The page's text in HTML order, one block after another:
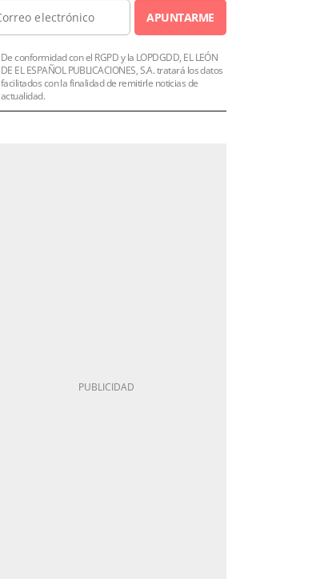
APUNTARME
De conformidad con el RGPD y la LOPDGDD, EL LEÓN
DE EL ESPAÑOL PUBLICACIONES, S.A. tratará los datos
facilitados con la finalidad de remitirle noticias de
actualidad.